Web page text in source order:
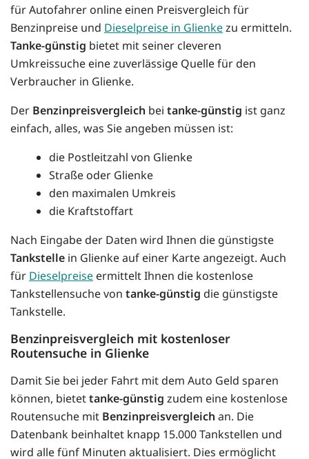
für Autofahrer online einen Preisvergleich für
Benzinpreise und Dieselpreise in Glienkezu ermitteln.
Tanke-günstig bietet mit seiner cleveren
Umkreissuche eine zuverlässige Quelle für den
Verbraucher in Glienke.
Der Benzinpreisvergleich bei tanke-günstig ist ganz
einfach, alles, was Sie angeben müssen ist:
die Postleitzahl von Glienke
Straße oder Glienke
den maximalen Umkreis
die Kraftstoffart
Nach Eingabe der Daten wird Ihnen die günstigste
Tankstelle in Glienke auf einer Karte angezeigt. Auch
für Dieselpreise ermittelt Ihnen die kostenlose
Tankstellensuche von tanke-günstig die günstigste
Tankstelle.
Benzinpreisvergleich mit kostenloser
Routensuche in Glienke
Damit Sie bei jeder Fahrt mit dem Auto Geld sparen
können, bietettanke-günstig zudem eine kostenlose
Routensuche mit Benzinpreisvergleich an. Die
Datenbank beinhaltet knapp 15.000 Tankstellen und
wird alle fünf Minuten aktualisiert. Dies ermöglicht